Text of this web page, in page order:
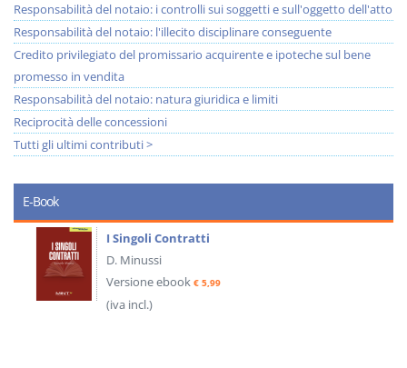
Responsabilità del notaio: i controlli sui soggetti e sull'oggetto dell'atto
Responsabilità del notaio: l'illecito disciplinare conseguente
Credito privilegiato del promissario acquirente e ipoteche sul bene
promesso in vendita
Responsabilità del notaio: natura giuridica e limiti
Reciprocità delle concessioni
Tutti gli ultimi contributi >
E-Book
I Singoli Contratti
D. Minussi
Versione ebook€ 5,99
(iva incl.)